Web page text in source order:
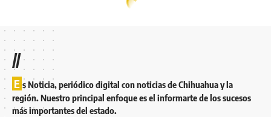
//
E s Noticia, periódico digital con noticias de Chihuahua y la
región. Nuestro principal enfoque es el informarte de los sucesos
más importantes del estado.